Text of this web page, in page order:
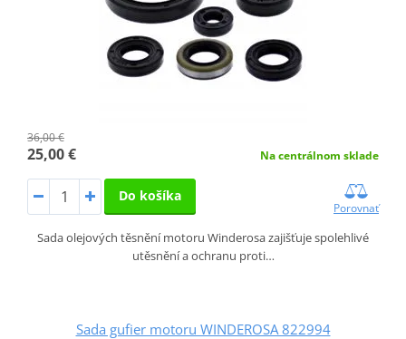
36,00 €
25,00 € Na centrálnom sklade
Do košíka
Porovnať
Sada olejových těsnění motoru Winderosa zajišťuje spolehlivé
utěsnění a ochranu proti…
Sada gufier motoru WINDEROSA 822994